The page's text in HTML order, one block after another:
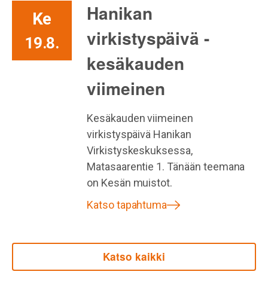
Ke
19.8.
Hanikan
virkistyspäivä -
kesäkauden
viimeinen
Kesäkauden viimeinen
virkistyspäivä Hanikan
Virkistyskeskuksessa,
Matasaarentie 1. Tänään teemana
on Kesän muistot.
Katso tapahtuma
Katso kaikki